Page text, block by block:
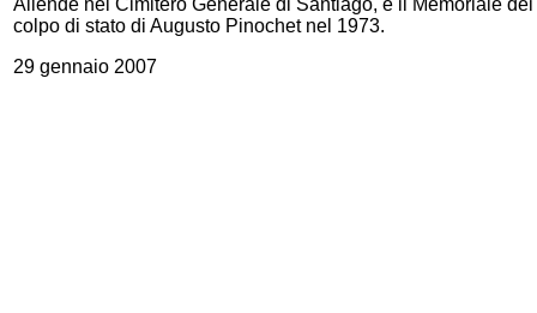
Allende nel Cimitero Generale di Santiago, e il Memoriale
colpo di stato di Augusto Pinochet nel 1973.
29 gennaio 2007